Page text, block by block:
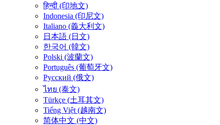
हिन्दी (印地文)
Indonesia (印尼文)
Italiano (義大利文)
日本語 (日文)
한국어 (韓文)
Polski (波蘭文)
Português (葡萄牙文)
Русский (俄文)
ไทย (泰文)
Türkçe (土耳其文)
Tiếng Việt (越南文)
简体中文 (中文)